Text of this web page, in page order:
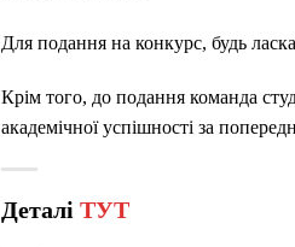
Для подання на конкурс, будь
Крім того, до подання команда
академічної успішності за
Деталі ТУТ